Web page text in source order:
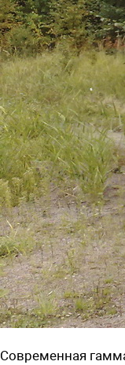
Современная